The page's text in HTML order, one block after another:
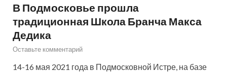
В Подмосковье прошла
традиционная Школа Бранча Макса
Дедика
Оставьте комментарий
14-16 мая 2021 года в Подмосковной Истре, на базе